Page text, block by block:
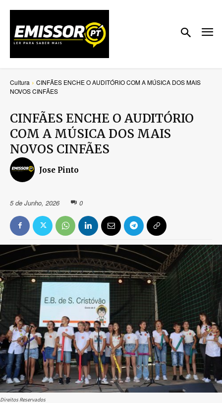
Cultura
CINFÃES ENCHE O AUDITÓRIO COM A MÚSICA DOS MAIS
NOVOS CINFÃES
CINFÃES ENCHE O AUDITÓRIO
COM A MÚSICA DOS MAIS
NOVOS CINFÃES
Jose Pinto
5 de Junho, 2026 0
Direitos Reservados